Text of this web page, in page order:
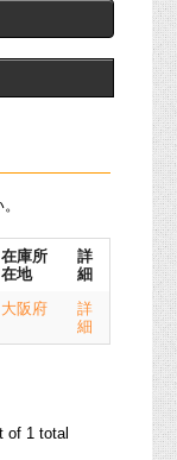
在庫所
在地
詳
細
大阪府
詳
細
of 1 total